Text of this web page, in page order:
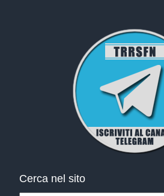
Cerca nel sito